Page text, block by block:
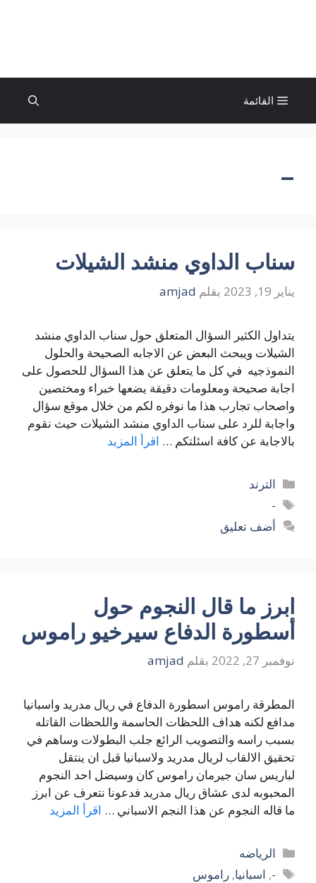
القائمة
–
سناب الداوي منشد الشيلات
يناير 19, 2023 بقلم amjad
يتداول الكثير السؤال المتعلق حول سناب الداوي منشد
الشيلات ويبحث البعض عن الاجابه الصحيحة والحلول
النموذجيه في كل ما يتعلق عن هذا السؤال للحصول على
اجابة صحيحة ومعلومات دقيقة يضعها خبراء ومختصين
واصحاب تجارب هذا ما نوفره لكم من خلال موقع سؤال
واجابة للرد على سناب الداوي منشد الشيلات حيث نقوم
بالاجابة عن كافة اسئلتكم … اقرأ المزيد
التصنيفات
الترند
الوسوم-
أضف تعليق
ابرز ما قال النجوم حول
أسطورة الدفاع سيرخيو راموس
نوفمبر 27, 2022 بقلم amjad
المطرقة راموس اسطورة الدفاع في ريال مدريد واسبانيا
مدافع لكنه هداف اللحظات الحاسمة واللحظات القاتله
بسبب راسه والتصويب الرائع جلب البطولات وساهم في
تحقيق الالقاب لريال مدريد ولاسبانيا قبل ان ينتقل
لباريس سان جيرمان راموس كان وسيضل احد النجوم
المحبوبه لدى عشاق ريال مدريد فدعونا نتعرف عن ابرز
ما قاله النجوم عن هذا النجم الاسباني … اقرأ المزيد
التصنيفات
الرياضه
الوسوم-
, اسبانيا,راموس